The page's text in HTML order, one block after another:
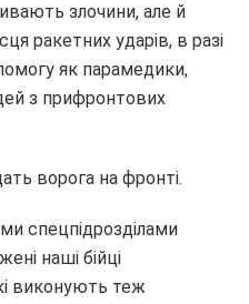
злочини, але й
ракетних ударів, в разі
як парамедики,
з прифронтових
ворога на фронті.
спецпідрозділами
наші бійці
виконують теж